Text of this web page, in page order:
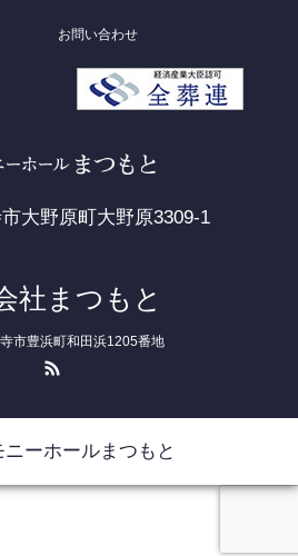
お問い合わせ
大野原町大野原3309-1
社まつもと
市豊浜町和田浜1205番地
ニーホールまつもと